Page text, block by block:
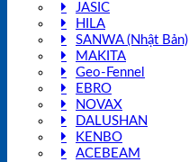
JASIC
HILA
SANWA (Nhật Bản)
MAKITA
Geo-Fennel
EBRO
NOVAX
DALUSHAN
KENBO
ACEBEAM